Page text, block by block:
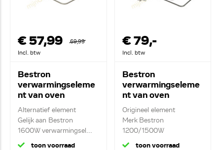
€ 57,99
69,99
Incl. btw
Bestron
verwarmingseleme
nt van oven
0606091
Alternatief element
Gelijk aan Bestron
1600W verwarmingsel...
toon voorraad
€ 79,-
Incl. btw
Bestron
verwarmingseleme
nt van oven
0606092
Origineel element
Merk Bestron
1200/1500W
bovenelement
toon voorraad